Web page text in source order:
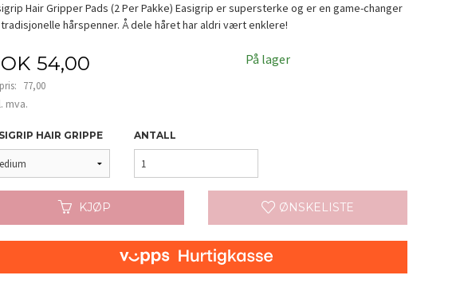
Hair Gripper Pads (2 Per Pakke) Easigrip er supersterke og er en game-changer
hårspenner. Å dele håret har aldri vært enklere!
54,00
77,00
mva.
På lager
HAIR GRIPPE ANTALL
KJØP ØNSKELISTE